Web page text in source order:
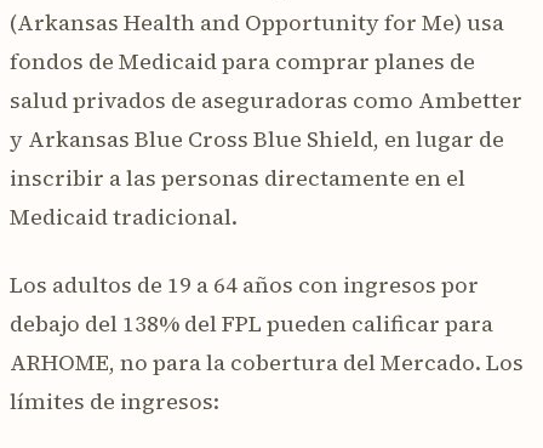
(Arkansas Health and Opportunity for Me) usa
fondos de Medicaid para comprar planes de
salud privados de aseguradoras como Ambetter
y Arkansas Blue Cross Blue Shield, en lugar de
inscribir a las personas directamente en el
Medicaid tradicional.
Los adultos de 19 a 64 años con ingresos por
debajo del 138% del FPL pueden calificar para
ARHOME, no para la cobertura del Mercado. Los
límites de ingresos: